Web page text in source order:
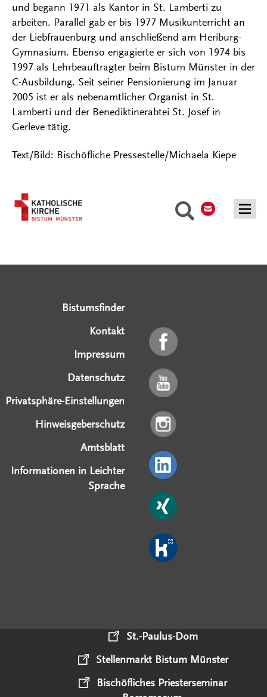
Suche
und begann 1971 als Kantor in St. Lamberti zu
arbeiten. Parallel gab er bis 1977 Musikunterricht an
der Liebfrauenburg und anschließend am Heriburg-
Gymnasium. Ebenso engagierte er sich von 1974 bis
1997 als Lehrbeauftragter beim Bistum Münster in der
C-Ausbildung. Seit seiner Pensionierung im Januar
2005 ist er als nebenamtlicher Organist in St.
Lamberti und der Benediktinerabtei St. Josef in
Gerleve tätig.
Text/Bild: Bischöfliche Pressestelle/Michaela Kiepe
Bistumsfinder
Kontakt
Impressum
Datenschutz
Privatsphäre-Einstellungen
Hinweisgeberschutz
Amtsblatt
Informationen in Leichter
Sprache
St.-Paulus-Dom
Stellenmarkt Bistum Münster
Bischöfliches Priesterseminar